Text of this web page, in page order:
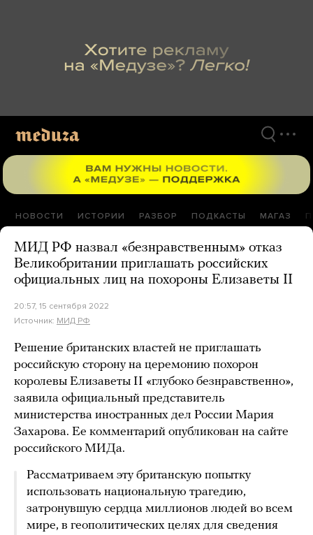
НОВОСТИ ИСТОРИИ РАЗБОР ПОДКАСТЫ МАГАЗ
МИД РФ назвал «безнравственным» отказ
Великобритании приглашать российских
официальных лиц на похороны Елизаветы II
20:57, 15 сентября 2022
Источник: МИД РФ
Решение британских властей не приглашать
российскую сторону на церемонию похорон
королевы Елизаветы II «глубоко безнравственно»,
заявила официальный представитель
министерства иностранных дел России Мария
Захарова. Ее комментарий опубликован на сайте
российского МИДа.
Рассматриваем эту британскую попытку
использовать национальную трагедию,
затронувшую сердца миллионов людей во всем
мире, в геополитических целях для сведения